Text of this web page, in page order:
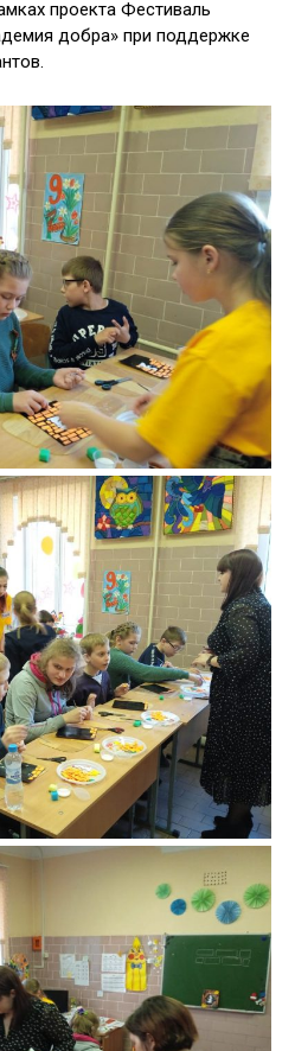
проекта Фестиваль
добра» при поддержке